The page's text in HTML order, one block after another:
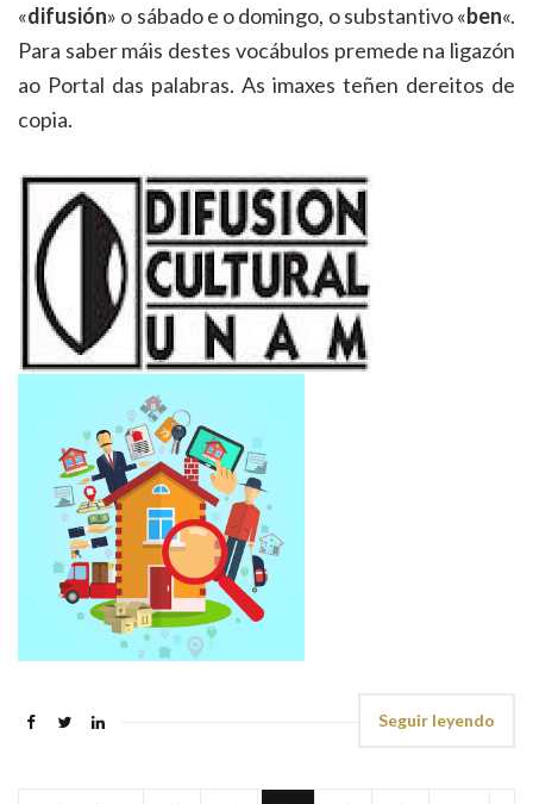
«difusión» o sábado e o domingo, o substantivo «ben«.
Para saber máis destes vocábulos premede na ligazón
ao Portal das palabras. As imaxes teñen dereitos de
copia.
Seguir leyendo